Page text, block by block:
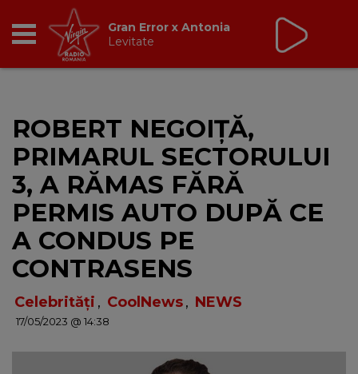
BREAKFAST
TIC TALK
CÂȘTIGĂ
HOT 30
DANCEFLOOR CHART
Virgin Radio Music de
Weekend
08:00 - 12:00
ROBERT NEGOIȚĂ,
PRIMARUL SECTORULUI
3, A RĂMAS FĂRĂ
PERMIS AUTO DUPĂ CE
A CONDUS PE
CONTRASENS
Celebrități , CoolNews, NEWS
17/05/2023 @ 14:38